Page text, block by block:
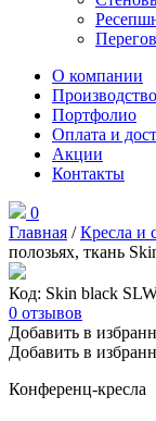
О компании
Производство
Портфолио
Оплата и
Акции
Контакты
0
Главная /Кресла и
полозьях, ткань
Код: Skin black
0 отзывов
Добавить в
Добавить в
Конференц-кресла